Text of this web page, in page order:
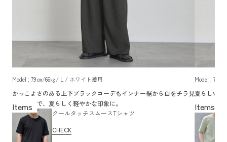
Model : 79㎝/66㎏/ L / ホワイト着用
かっこよさのある上下ブラックコーデもインナー裾から白をチラ見
せする事で、夏らしく軽やかな印象に。
クールタッチスムースTシャツ
CHECK
Model : 79
夏らしい淡
ドトップ